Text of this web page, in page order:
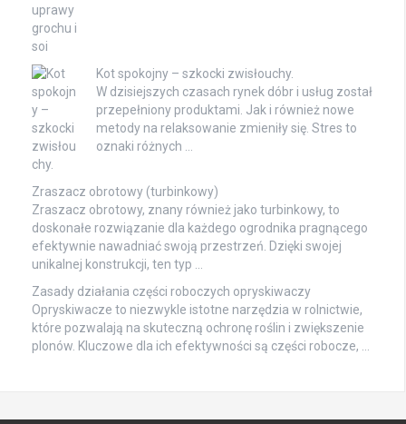
Kot spokojny – szkocki zwisłouchy.
W dzisiejszych czasach rynek dóbr i usług został
przepełniony produktami. Jak i również nowe
metody na relaksowanie zmieniły się. Stres to
oznaki różnych …
Zraszacz obrotowy (turbinkowy)
Zraszacz obrotowy, znany również jako turbinkowy, to
doskonałe rozwiązanie dla każdego ogrodnika pragnącego
efektywnie nawadniać swoją przestrzeń. Dzięki swojej
unikalnej konstrukcji, ten typ …
Zasady działania części roboczych opryskiwaczy
Opryskiwacze to niezwykle istotne narzędzia w rolnictwie,
które pozwalają na skuteczną ochronę roślin i zwiększenie
plonów. Kluczowe dla ich efektywności są części robocze, …